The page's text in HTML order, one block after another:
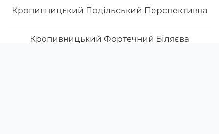
Кропивницький Подільський Перспективна
Кропивницький Фортечний Біляєва